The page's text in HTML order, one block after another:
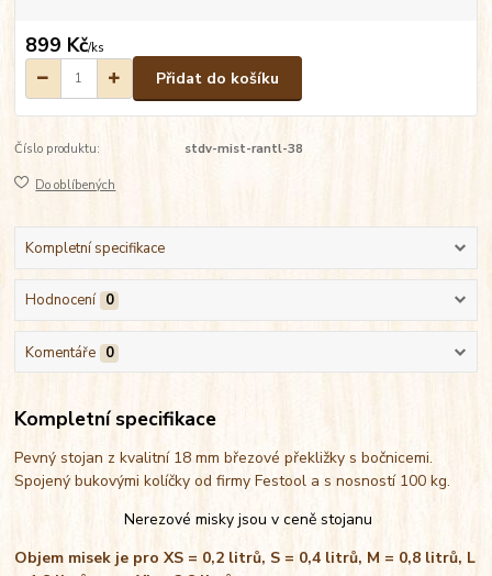
899 Kč/ks
Přidat do košíku
Číslo produktu: stdv-mist-rantl-38
Do oblíbených
Kompletní specifikace
Hodnocení 0
Komentáře 0
Kompletní specifikace
Pevný stojan z kvalitní 18 mm březové překližky s bočnicemi.
Spojený bukovými kolíčky od firmy Festool a s nosností 100 kg.
Nerezové misky jsou v ceně stojanu
Objem misek je pro XS = 0,2 litrů, S = 0,4 litrů, M = 0,8 litrů, L